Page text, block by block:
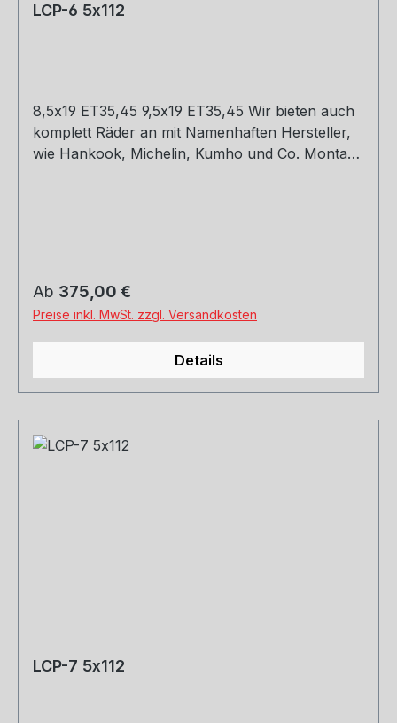
LCP-6 5x112
8,5x19 ET35,45 9,5x19 ET35,45 Wir bieten auch
komplett Räder an mit Namenhaften Hersteller,
wie Hankook, Michelin, Kumho und Co. Montage
Regulärer Preis:
Ab 375,00 €
Preise inkl. MwSt. zzgl. Versandkosten
Details
LCP-7 5x112